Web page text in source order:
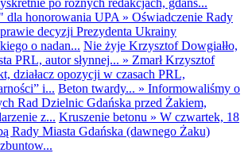
po różnych redakcjach, gdańs...
dla honorowania UPA » Oświadczenie Rady
decyzji Prezydenta Ukrainy
o nadan... Nie żyje Krzysztof Dowgiałło,
PRL, autor słynnej... » Zmarł Krzysztof
działacz opozycji w czasach PRL,
i... Beton twardy... » Informowaliśmy o
Rad Dzielnic Gdańska przed Żakiem,
z... Kruszenie betonu » W czwartek, 18
Rady Miasta Gdańska (dawnego Żaku)